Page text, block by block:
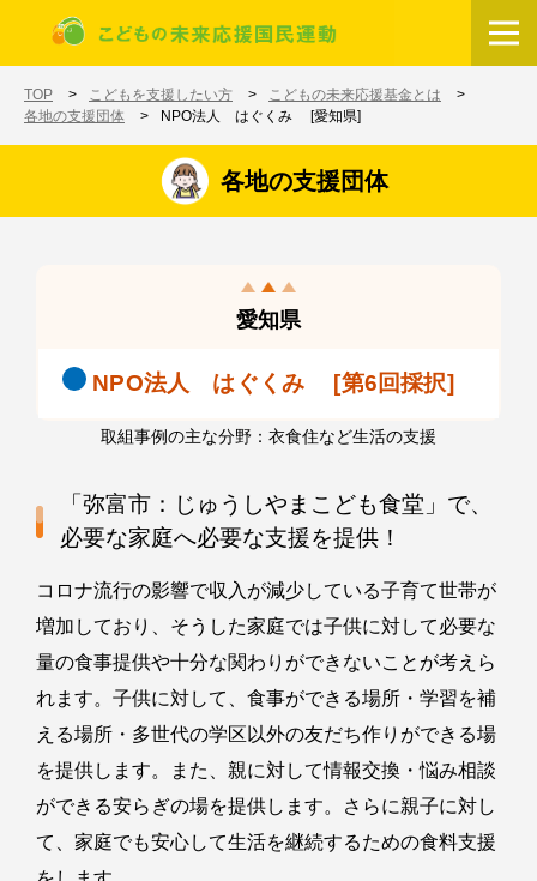
メインコンテンツに移動
TOP こどもを支援したい方
こどもの未来応援基金とは
各地の支援団体
NPO法人 はぐくみ [愛知県]
各地の支援団体
愛知県
NPO法人 はぐくみ [第6回採択]
取組事例の主な分野：衣食住など生活の支援
「弥富市：じゅうしやまこども食堂」で、
必要な家庭へ必要な支援を提供！
コロナ流行の影響で収入が減少している子育て世帯が
増加しており、そうした家庭では子供に対して必要な
量の食事提供や十分な関わりができないことが考えら
れます。子供に対して、食事ができる場所・学習を補
える場所・多世代の学区以外の友だち作りができる場
を提供します。また、親に対して情報交換・悩み相談
ができる安らぎの場を提供します。さらに親子に対し
て、家庭でも安心して生活を継続するための食料支援